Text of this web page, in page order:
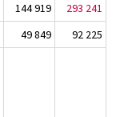
144 919
293 241
49 849
92 225